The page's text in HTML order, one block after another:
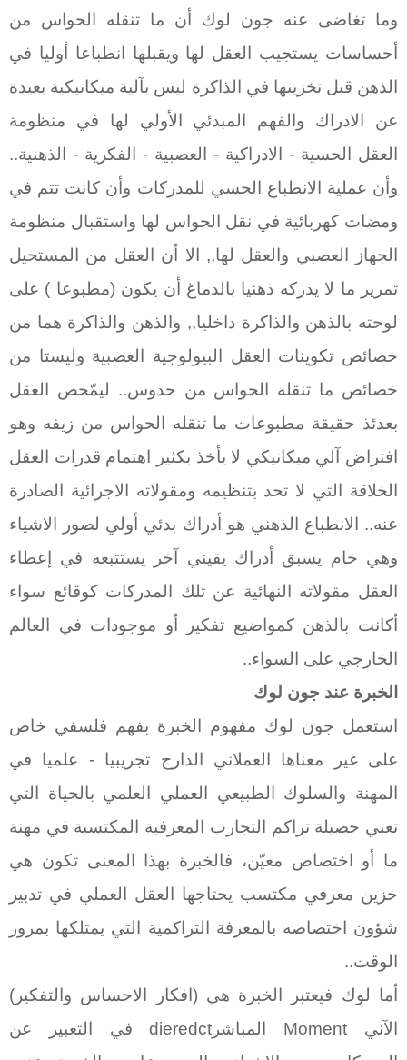
وما تغاضى عنه جون لوك أن ما تنقله الحواس من
أحساسات يستجيب العقل لها ويقبلها انطباعا أوليا في
الذهن قبل تخزينها في الذاكرة ليس بآلية ميكانيكية بعيدة
عن الادراك والفهم المبدئي الأولي لها في منظومة
العقل الحسية - الادراكية - العصبية - الفكرية - الذهنية..
وأن عملية الانطباع الحسي للمدركات وأن كانت تتم في
ومضات كهربائية في نقل الحواس لها واستقبال منظومة
الجهاز العصبي والعقل لها,, الا أن العقل من المستحيل
تمرير ما لا يدركه ذهنيا بالدماغ أن يكون (مطبوعا ) على
لوحته بالذهن والذاكرة داخليا,, والذهن والذاكرة هما من
خصائص تكوينات العقل البيولوجية العصبية وليستا من
خصائص ما تنقله الحواس من حدوس.. ليمّحص العقل
بعدئذ حقيقة مطبوعات ما تنقله الحواس من زيفه وهو
افتراض آلي ميكانيكي لا يأخذ بكثير اهتمام قدرات العقل
الخلاقة التي لا تحد بتنظيمه ومقولاته الاجرائية الصادرة
عنه.. الانطباع الذهني هو أدراك بدئي أولي لصور الاشياء
وهي خام يسبق أدراك يقيني آخر يستتبعه في إعطاء
العقل مقولاته النهائية عن تلك المدركات كوقائع سواء
أكانت بالذهن كمواضيع تفكير أو موجودات في العالم
الخارجي على السواء..
الخبرة عند جون لوك
استعمل جون لوك مفهوم الخبرة بفهم فلسفي خاص
على غير معناها العملاني الدارج تجريبيا - علميا في
المهنة والسلوك الطبيعي العملي العلمي بالحياة التي
تعني حصيلة تراكم التجارب المعرفية المكتسبة في مهنة
ما أو اختصاص معيّن، فالخبرة بهذا المعنى تكون هي
خزين معرفي مكتسب يحتاجها العقل العملي في تدبير
شؤون اختصاصه بالمعرفة التراكمية التي يمتلكها بمرور
الوقت..
أما لوك فيعتبر الخبرة هي (افكار الاحساس والتفكير)
الآني Moment المباشر dieredctفي التعبير عن